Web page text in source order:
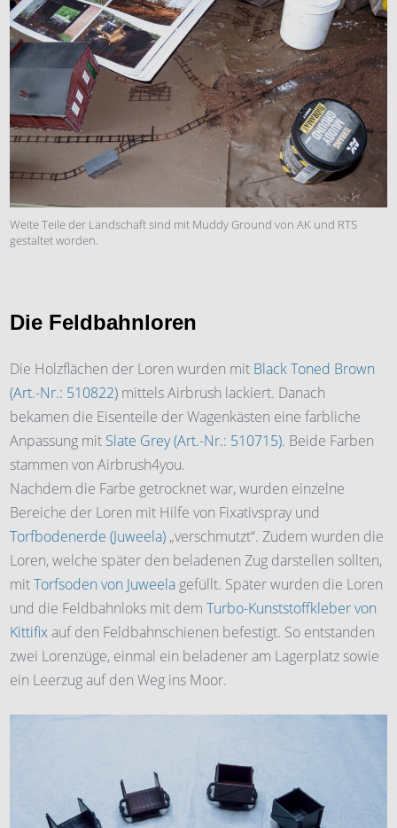
Weite Teile der Landschaft sind mit Muddy Ground von AK und RTS
gestaltet worden.
Die Feldbahnloren
Die Holzflächen der Loren wurden mit Black Toned Brown
(Art.-Nr.: 510822) mittels Airbrush lackiert. Danach
bekamen die Eisenteile der Wagenkästen eine farbliche
Anpassung mit Slate Grey (Art.-Nr.: 510715). Beide Farben
stammen von Airbrush4you.
Nachdem die Farbe getrocknet war, wurden einzelne
Bereiche der Loren mit Hilfe von Fixativspray und
Torfbodenerde (Juweela) „verschmutzt“. Zudem wurden die
Loren, welche später den beladenen Zug darstellen sollten,
mitTorfsoden von Juweela gefüllt. Später wurden die Loren
und die Feldbahnloks mit demTurbo-Kunststoffkleber von
Kittifixauf den Feldbahnschienen befestigt. So entstanden
zwei Lorenzüge, einmal ein beladener am Lagerplatz sowie
ein Leerzug auf den Weg ins Moor.